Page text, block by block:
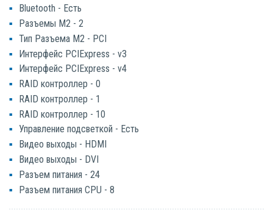
Bluetooth - Есть
Разъемы M2 - 2
Тип Разъема M2 - PCI
Интерфейс PCIExpress - v3
Интерфейс PCIExpress - v4
RAID контроллер - 0
RAID контроллер - 1
RAID контроллер - 10
Управление подсветкой - Есть
Видео выходы - HDMI
Видео выходы - DVI
Разъем питания - 24
Разъем питания CPU - 8